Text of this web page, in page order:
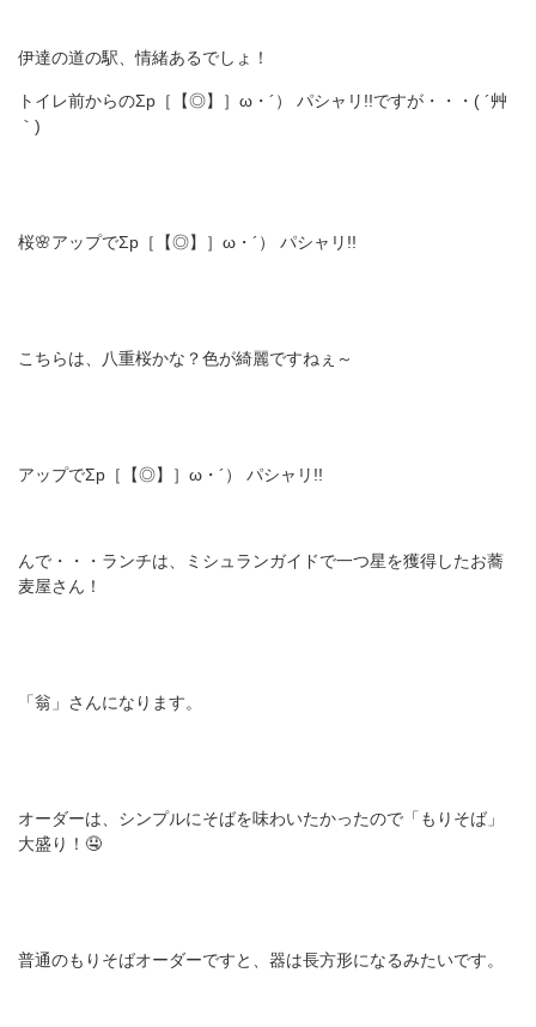
伊達の道の駅、情緒あるでしょ！
トイレ前からのΣp［【◎】］ω・´） パシャリ!!ですが・・・( ´艸
｀)
桜🌸アップでΣp［【◎】］ω・´） パシャリ!!
こちらは、八重桜かな？色が綺麗ですねぇ～
アップでΣp［【◎】］ω・´） パシャリ!!
んで・・・ランチは、ミシュランガイドで一つ星を獲得したお蕎
麦屋さん！
「翁」さんになります。
オーダーは、シンプルにそばを味わいたかったので「もりそば」
大盛り！🤤
普通のもりそばオーダーですと、器は長方形になるみたいです。